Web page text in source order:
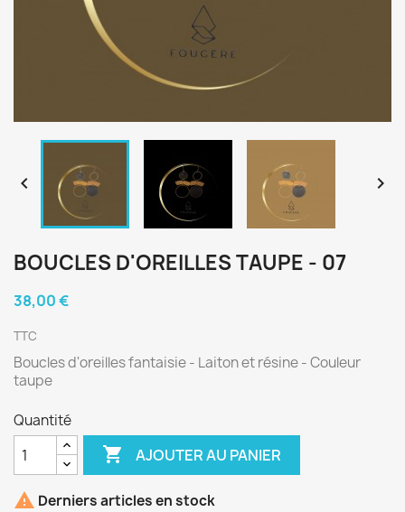
 
BOUCLES D'OREILLES TAUPE - 07
38,00 €
TTC
Boucles d'oreilles fantaisie - Laiton et résine - Couleur
taupe
Quantité
 AJOUTER AU PANIER
 Derniers articles en stock